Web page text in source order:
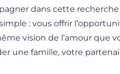
dans cette
: vous offrir
vision de l’amour que
une famille, votre